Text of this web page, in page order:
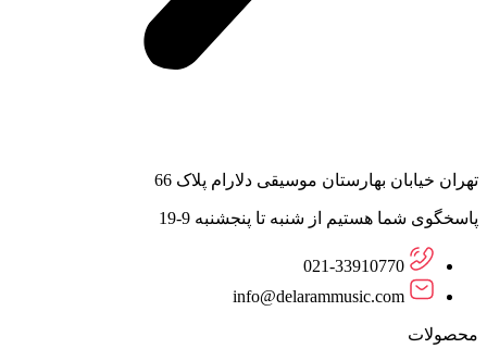
تهران خیابان بهارستان موسیقی دلارام پلاک 66
پاسخگوی شما هستیم از شنبه تا پنجشنبه 9-19
021-33910770
info@delarammusic.com
محصولات